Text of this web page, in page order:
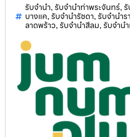
รับจำนำ, รับจำนำท่าพระจันทร์,
บางแค, รับจำนำรัชดา, รับจำนำ
ลาดพร้าว, รับจำนำสีลม, รับจำน